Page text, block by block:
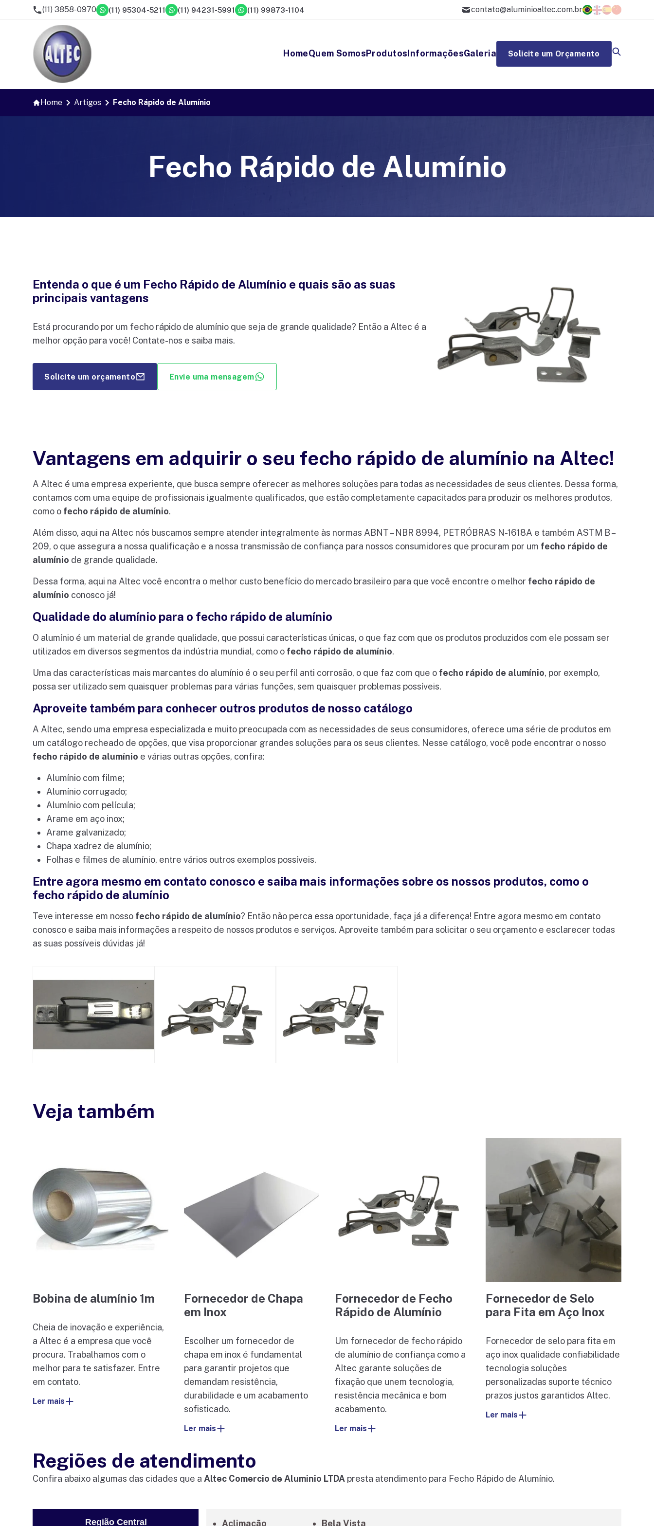
(11) 3858-0970 (11) 95304-5211 (11) 94231-5991 (11) 99873-1104 contato@aluminioaltec.com.br
HomeQuem SomosProdutosInformaçõesGaleria Solicite um Orçamento
Home Artigos Fecho Rápido de Alumínio
Fecho Rápido de Alumínio
Entenda o que é um Fecho Rápido de Alumínio e quais são as suas
principais vantagens
Está procurando por um fecho rápido de alumínio que seja de grande qualidade? Então a Altec é a
melhor opção para você! Contate-nos e saiba mais.
Solicite um orçamento Envie uma mensagem
Vantagens em adquirir o seu fecho rápido de alumínio na Altec!
A Altec é uma empresa experiente, que busca sempre oferecer as melhores soluções para todas as necessidades de seus clientes. Dessa forma,
contamos com uma equipe de profissionais igualmente qualificados, que estão completamente capacitados para produzir os melhores produtos,
como o fecho rápido de alumínio.
Além disso, aqui na Altec nós buscamos sempre atender integralmente às normas ABNT – NBR 8994, PETRÓBRAS N-1618A e também ASTM B –
209, o que assegura a nossa qualificação e a nossa transmissão de confiança para nossos consumidores que procuram por um fecho rápido de
alumínio de grande qualidade.
Dessa forma, aqui na Altec você encontra o melhor custo benefício do mercado brasileiro para que você encontre o melhor fecho rápido de
alumínio conosco já!
Qualidade do alumínio para o fecho rápido de alumínio
O alumínio é um material de grande qualidade, que possui características únicas, o que faz com que os produtos produzidos com ele possam ser
utilizados em diversos segmentos da indústria mundial, como o fecho rápido de alumínio.
Uma das características mais marcantes do alumínio é o seu perfil anti corrosão, o que faz com que o fecho rápido de alumínio, por exemplo,
possa ser utilizado sem quaisquer problemas para várias funções, sem quaisquer problemas possíveis.
Aproveite também para conhecer outros produtos de nosso catálogo
A Altec, sendo uma empresa especializada e muito preocupada com as necessidades de seus consumidores, oferece uma série de produtos em
um catálogo recheado de opções, que visa proporcionar grandes soluções para os seus clientes. Nesse catálogo, você pode encontrar o nosso
fecho rápido de alumínio e várias outras opções, confira:
Alumínio com filme;
Alumínio corrugado;
Alumínio com película;
Arame em aço inox;
Arame galvanizado;
Chapa xadrez de alumínio;
Folhas e filmes de alumínio, entre vários outros exemplos possíveis.
Entre agora mesmo em contato conosco e saiba mais informações sobre os nossos produtos, como o
fecho rápido de alumínio
Teve interesse em nosso fecho rápido de alumínio? Então não perca essa oportunidade, faça já a diferença! Entre agora mesmo em contato
conosco e saiba mais informações a respeito de nossos produtos e serviços. Aproveite também para solicitar o seu orçamento e esclarecer todas
as suas possíveis dúvidas já!
Veja também
Bobina de alumínio 1m
Cheia de inovação e experiência,
a Altec é a empresa que você
procura. Trabalhamos com o
melhor para te satisfazer. Entre
em contato.
Ler mais
Fornecedor de Chapa
em Inox
Escolher um fornecedor de
chapa em inox é fundamental
para garantir projetos que
demandam resistência,
durabilidade e um acabamento
sofisticado.
Ler mais
Fornecedor de Fecho
Rápido de Alumínio
Um fornecedor de fecho rápido
de alumínio de confiança como a
Altec garante soluções de
fixação que unem tecnologia,
resistência mecânica e bom
acabamento.
Ler mais
Fornecedor de Selo
para Fita em Aço Inox
Fornecedor de selo para fita em
aço inox qualidade confiabilidade
tecnologia soluções
personalizadas suporte técnico
prazos justos garantidos Altec.
Ler mais
Regiões de atendimento
Confira abaixo algumas das cidades que aAltec Comercio de Aluminio LTDA presta atendimento para Fecho Rápido de Alumínio.
Região Central Aclimação
Bela Vista